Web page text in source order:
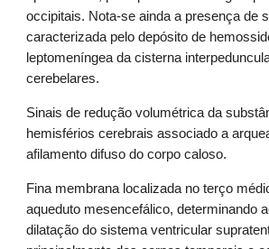
occipitais. Nota-se ainda a presença de
caracterizada pelo depósito de
leptomeníngea da cisterna
cerebelares.
Sinais de redução volumétrica da
hemisférios cerebrais associado a
afilamento difuso do corpo caloso.
Fina membrana localizada no terço
aqueduto mesencefálico, determinando
dilatação do sistema ventricular